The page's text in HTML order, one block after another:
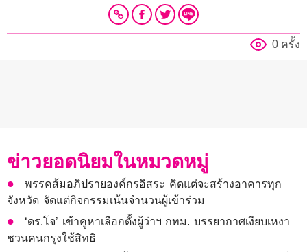
0 ครั้ง
ข่าวยอดนิยมในหมวดหมู่
พรรคส้มอภิปรายองค์กรอิสระ คิดแต่จะสร้างอาคารทุก
จังหวัด จัดแต่กิจกรรมเน้นจำนวนผู้เข้าร่วม
‘ดร.โจ’ เข้าคูหาเลือกตั้งผู้ว่าฯ กทม. บรรยากาศเงียบเหงา
ชวนคนกรุงใช้สิทธิ